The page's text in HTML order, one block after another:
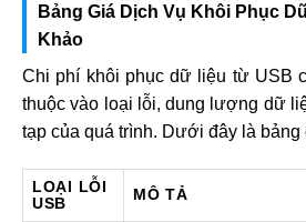
Bảng Giá Dịch Vụ Khôi Phục
Khảo
Chi phí khôi phục dữ liệu từ USB
thuộc vào loại lỗi, dung lượng dữ
tạp của quá trình. Dưới đây là bảng
LOẠI LỖI
USB
MÔ TẢ